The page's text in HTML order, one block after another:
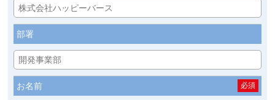
部署
お名前 必須